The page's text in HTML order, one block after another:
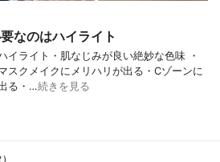
なのはハイライト
イライト・肌なじみが良い絶妙な色味 ・
スクメイクにメリハリが出る・Cゾーンに
る・…続きを見る
)